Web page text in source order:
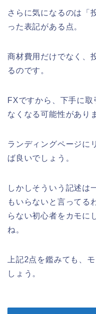
さらに気になるのは「
った表記がある点。
商材費用だけでなく、
るのです。
FXですから、下手に
なくなる可能性があり
ランディングページに
ば良いでしょう。
しかしそういう記述は
もいらないと言ってる
らない初心者をカモに
ね。
上記2点を鑑みても、
しょう。